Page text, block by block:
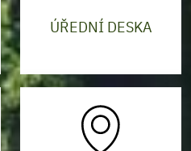
ÚŘEDNÍ DESKA